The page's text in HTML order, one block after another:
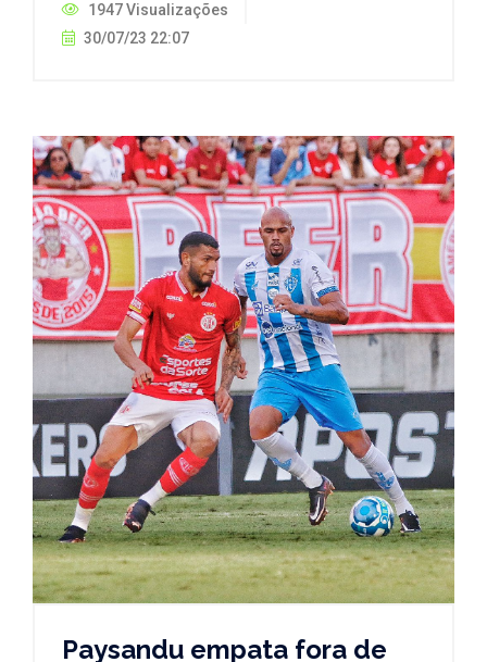
1947 Visualizações
30/07/23 22:07
Paysandu empata fora de